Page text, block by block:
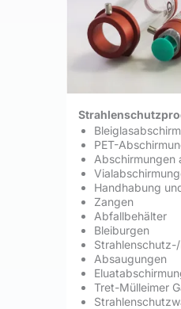
PET-
Abschirmungen
Handhabung
Zangen
Abfallbehälter
Bleiburgen
Absaugungen
Tret-Mülleimer